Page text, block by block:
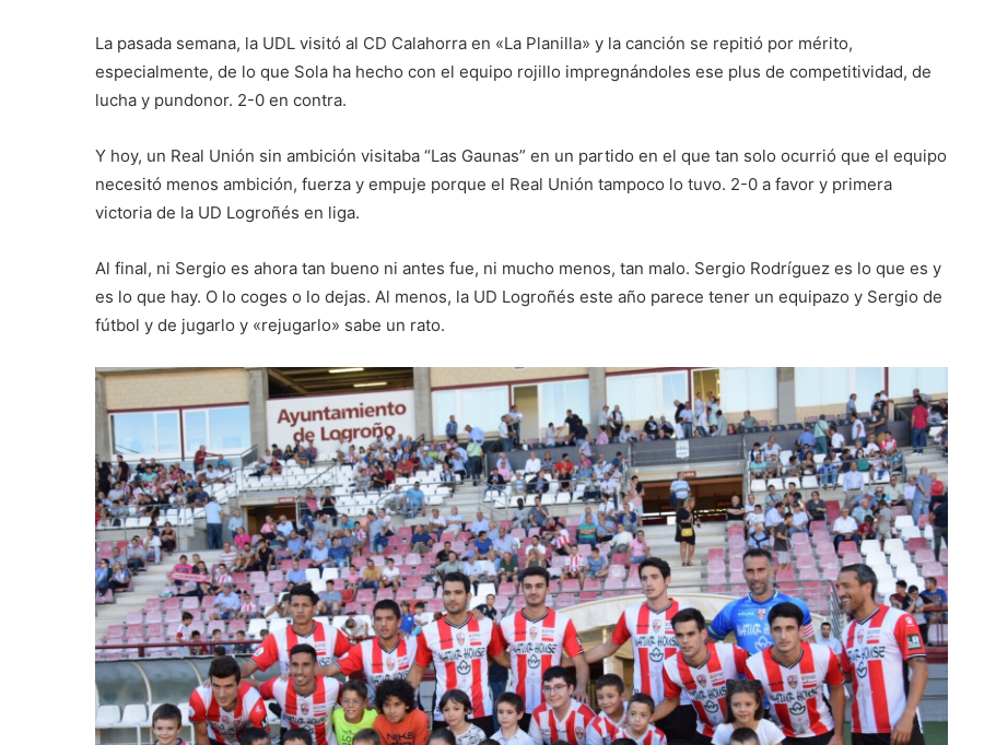
La pasada semana, la UDL visitó al CD Calahorra en «La Planilla» y la canción se repitió por mérito,
especialmente, de lo que Sola ha hecho con el equipo rojillo impregnándoles ese plus de competitividad, de
lucha y pundonor. 2-0 en contra.
Y hoy, un Real Unión sin ambición visitaba “Las Gaunas” en un partido en el que tan solo ocurrió que el equipo
necesitó menos ambición, fuerza y empuje porque el Real Unión tampoco lo tuvo. 2-0 a favor y primera
victoria de la UD Logroñés en liga.
Al final, ni Sergio es ahora tan bueno ni antes fue, ni mucho menos, tan malo. Sergio Rodríguez es lo que es y
es lo que hay. O lo coges o lo dejas. Al menos, la UD Logroñés este año parece tener un equipazo y Sergio de
fútbol y de jugarlo y «rejugarlo» sabe un rato.